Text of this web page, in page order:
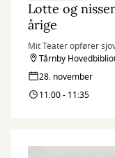
Lotte og
årige
Mit Teater opfører
Tårnby
28. november
11:00 - 11:35